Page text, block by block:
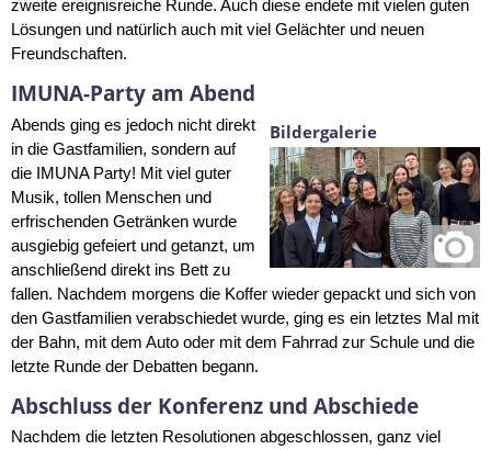
zweite ereignisreiche Runde. Auch diese endete mit vielen guten
Lösungen und natürlich auch mit viel Gelächter und neuen
Freundschaften.
IMUNA-Party am Abend
Bildergalerie
Abends ging es jedoch nicht direkt
in die Gastfamilien, sondern auf
die IMUNA Party! Mit viel guter
Musik, tollen Menschen und
erfrischenden Getränken wurde
ausgiebig gefeiert und getanzt, um
anschließend direkt ins Bett zu
fallen. Nachdem morgens die Koffer wieder gepackt und sich von
den Gastfamilien verabschiedet wurde, ging es ein letztes Mal mit
der Bahn, mit dem Auto oder mit dem Fahrrad zur Schule und die
letzte Runde der Debatten begann.
Abschluss der Konferenz und Abschiede
Nachdem die letzten Resolutionen abgeschlossen, ganz viel